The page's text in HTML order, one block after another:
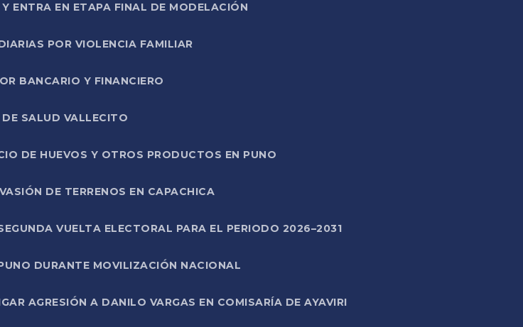
ENTRA EN ETAPA FINAL DE MODELACIÓN
POR VIOLENCIA FAMILIAR
BANCARIO Y FINANCIERO
SALUD VALLECITO
DE HUEVOS Y OTROS PRODUCTOS EN PUNO
DE TERRENOS EN CAPACHICA
VUELTA ELECTORAL PARA EL PERIODO 2026–2031
DURANTE MOVILIZACIÓN NACIONAL
AGRESIÓN A DANILO VARGAS EN COMISARÍA DE AYAVIRI